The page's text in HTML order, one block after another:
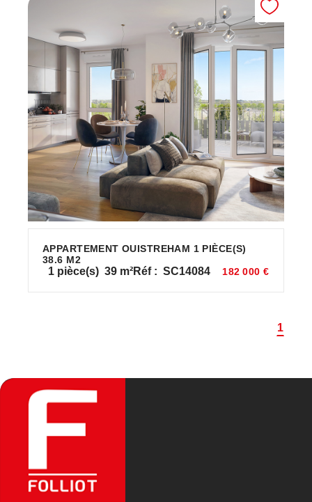
APPARTEMENT OUISTREHAM 1 PIÈCE(S)
38.6 M2
1 pièce(s) 39 m²Réf : SC14084 182 000 €
1